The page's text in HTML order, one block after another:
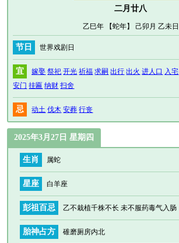
二月廿八
乙巳年 【蛇年】 己卯月 乙未日
节日 世界戏剧日
宜 嫁娶 祭祀 开光 祈福 求嗣 出行 出火 进人口 入宅
安门 挂匾 纳财 扫舍
忌 动土 伐木 安葬 行丧
2025年3月27日 星期四
生肖 属蛇
星座 白羊座
彭祖百忌 乙不栽植千株不长 未不服药毒气入肠
胎神占方 碓磨厕房内北